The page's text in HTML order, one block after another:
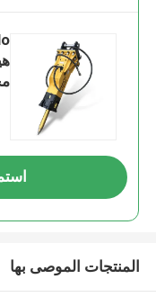
المنتجات الموصى بها